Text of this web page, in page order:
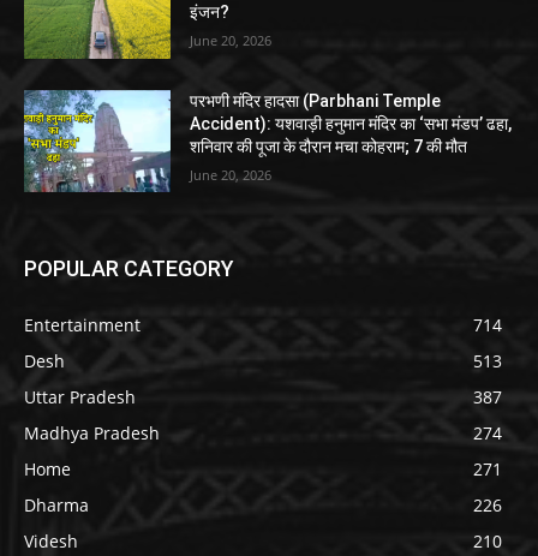
इंजन?
June 20, 2026
परभणी मंदिर हादसा (Parbhani Temple
Accident): यशवाड़ी हनुमान मंदिर का ‘सभा मंडप’ ढहा,
शनिवार की पूजा के दौरान मचा कोहराम; 7 की मौत
June 20, 2026
POPULAR CATEGORY
Entertainment
714
Desh
513
Uttar Pradesh
387
Madhya Pradesh
274
Home
271
Dharma
226
Videsh
210